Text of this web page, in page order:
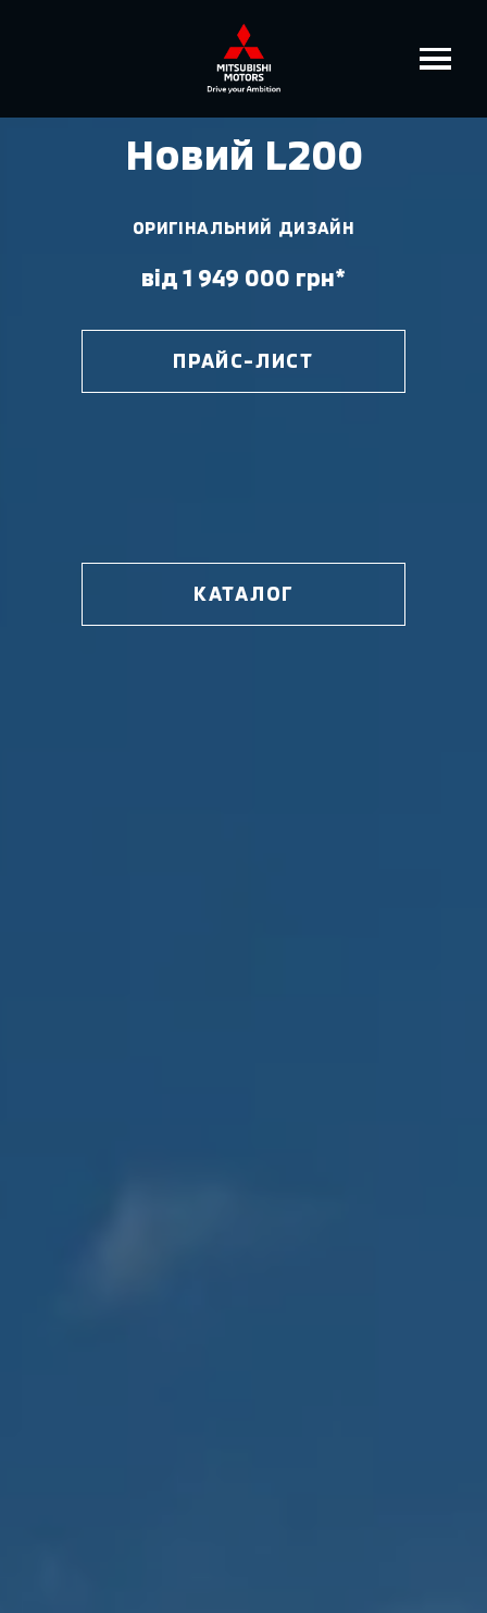
ОРИГІНАЛЬНИЙ ДИЗАЙН
Новий L200
від 1 949 000 грн*
ПРАЙС-ЛИСТ
КАТАЛОГ